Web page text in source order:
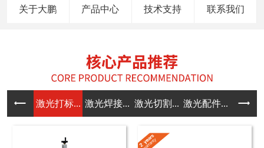
关于大鹏 产品中心 技术支持 联系我们
激光打标... 激光焊接... 激光切割... 激光配件...